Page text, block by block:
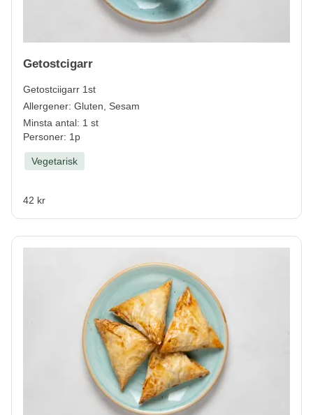
Getostcigarr
Getostciigarr 1st
Allergener: Gluten, Sesam
Minsta antal: 1 st
Personer: 1p
Vegetarisk
42 kr